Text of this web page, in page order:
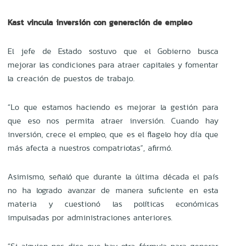
Kast vincula inversión con generación de empleo
El jefe de Estado sostuvo que el Gobierno busca
mejorar las condiciones para atraer capitales y fomentar
la creación de puestos de trabajo.
“Lo que estamos haciendo es mejorar la gestión para
que eso nos permita atraer inversión. Cuando hay
inversión, crece el empleo, que es el flagelo hoy día que
más afecta a nuestros compatriotas”, afirmó.
Asimismo, señaló que durante la última década el país
no ha logrado avanzar de manera suficiente en esta
materia y cuestionó las políticas económicas
impulsadas por administraciones anteriores.